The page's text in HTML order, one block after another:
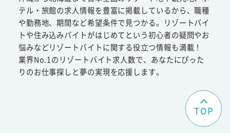
テル・旅館の求人情報を豊富に掲載しているから、職種
や勤務地、期間など希望条件で見つかる。リゾートバイ
トや住み込みバイトがはじめてという初心者の疑問やお
悩みなどリゾートバイトに関する役立つ情報も満載！
業界No.1のリゾートバイト求人数で、あなたにぴった
りのお仕事探しと夢の実現を応援します。
TOP